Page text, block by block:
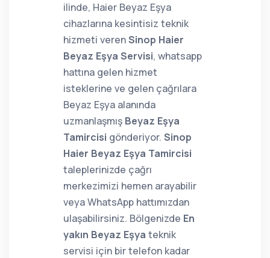
ilinde, Haier Beyaz Eşya
cihazlarına kesintisiz teknik
hizmeti verenSinop Haier
Beyaz Eşya Servisi, whatsapp
hattına gelen hizmet
isteklerine ve gelen çağrılara
Beyaz Eşya alanında
uzmanlaşmış Beyaz Eşya
Tamircisi gönderiyor. Sinop
Haier Beyaz Eşya Tamircisi
taleplerinizde çağrı
merkezimizi hemen arayabilir
veya WhatsApp hattımızdan
ulaşabilirsiniz. Bölgenizde En
yakın Beyaz Eşya teknik
servisi için bir telefon kadar